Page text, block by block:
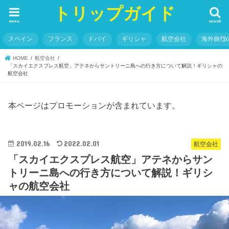
トリップガイド search
menu
スペイン フランス ドバイ ギリシャ 航空会社 海外旅行
HOME
航空会社
「スカイエクスプレス航空」アテネからサントリーニ島への行き方について解説！ギリシャの
航空会社
本ページはプロモーションが含まれています。
航空会社
2019.02.16 2022.02.01
「スカイエクスプレス航空」アテネからサン
トリーニ島への行き方について解説！ギリシ
ャの航空会社